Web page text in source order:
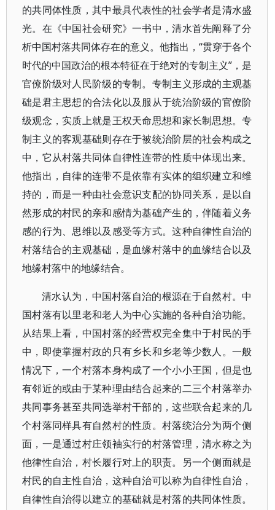
的共同体性质，其中最具代表性的社会学者是清水盛
光。在《中国社会研究》一书中，清水首先阐释了分
析中国村落共同体存在的意义。他指出，“贯穿于各个
时代的中国政治的根本特征在于绝对的专制主义”，是
官僚阶级对人民阶级的专制。专制主义形成的主观基
础是君主思想的合法化以及服从于统治阶级的官僚阶
级观念，实质上就是王权天命思想和家长制思想。专
制主义的客观基础则存在于被统治阶层的社会构成之
中，它从村落共同体自律性连带的性质中体现出来。
他指出，自律的连带不是依靠有实体的组织建立和维
持的，而是一种由社会意识支配的协同关系，是以自
然形成的村民的亲和感情为基础产生的，伴随着义务
感的行为、思维以及感受等方式。这种自律性自治的
村落结合的主观基础，是血缘村落中的血缘结合以及
地缘村落中的地缘结合。
清水认为，中国村落自治的根源在于自然村。中
国村落有以里老和老人为中心实施的各种自治功能。
从结果上看，中国村落的经营权完全集中于村民的手
中，即使掌握村政的只有乡长和乡老等少数人。一般
情况下，一个村落本身构成了一个小小王国，但是也
有邻近的或由于某种理由结合起来的二三个村落举办
共同事务甚至共同选举村干部的，这些联合起来的几
个村落同样具有自然村的性质。村落统治分为两个侧
面，一是通过村庄领袖实行的村落管理，清水称之为
他律性自治，村长履行对上的职责。另一个侧面就是
村民的自主性自治，这种自治可以称为自律性自治，
自律性自治得以建立的基础就是村落的共同体性质。